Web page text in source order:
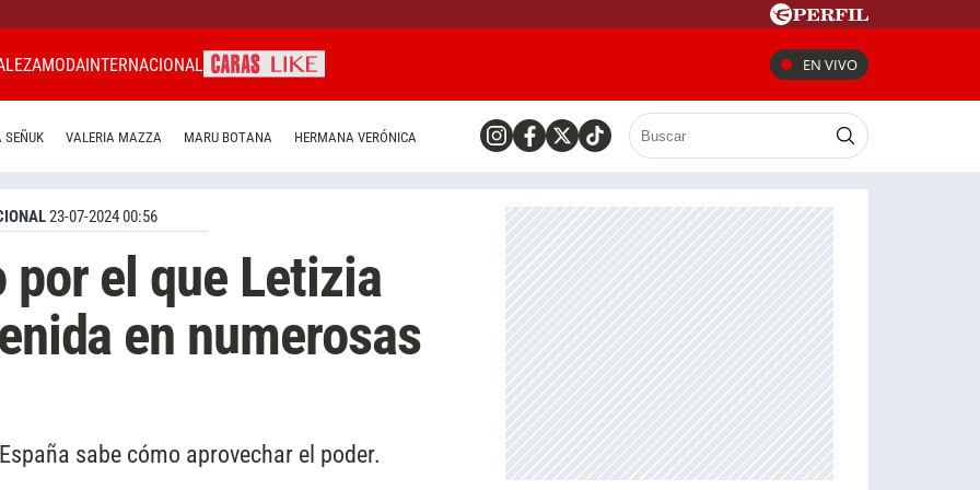
MODAINTERNACIONAL EN VIVO
VALERIA MAZZA MARU BOTANA HERMANA VERÓNICA
23-07-2024 00:56
el que Letizia
en numerosas
sabe cómo aprovechar el poder.